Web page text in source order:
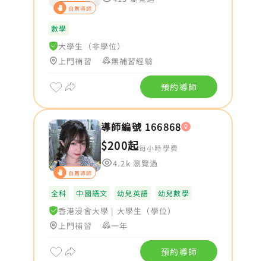
自薦導師
數學
大學生（非學位）
上門補習
無補習經驗
預約導師
自薦導師
導師編號 166868
$200起每小時學費
4.2k 瀏覽過
全科 中國語文 幼兒英語 幼兒數學
香港浸會大學 | 大學生（學位）
上門補習
一年
預約導師